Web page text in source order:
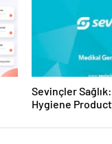
Sevinçler
Hygiene